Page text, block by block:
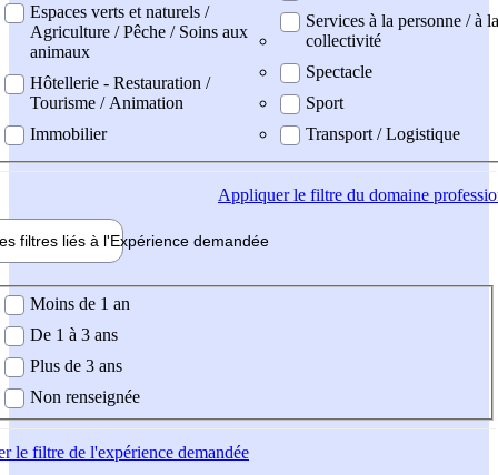
Espaces verts et naturels /
Agriculture / Pêche / Soins aux
animaux
Hôtellerie - Restauration /
Tourisme / Animation
Immobilier
Services à la personne / à la
collectivité
Spectacle
Sport
Transport / Logistique
Appliquerle filtre du domaine
filtres liés à l'Expérience demandée
demandée
Moins de 1 an
De 1 à 3 ans
Plus de 3 ans
Non renseignée
le filtre de l'expérience demandée